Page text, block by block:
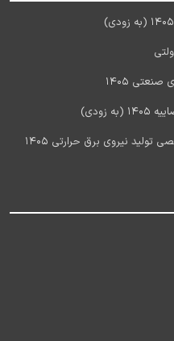
1405
آخرین اخبار استخدام شرکت مادر تخصصی تولید نیروی برق حرارتی 1405